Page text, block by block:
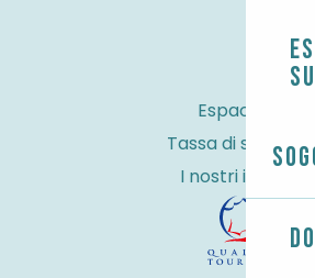
Espace Pro
Tassa di
I nostri impegni